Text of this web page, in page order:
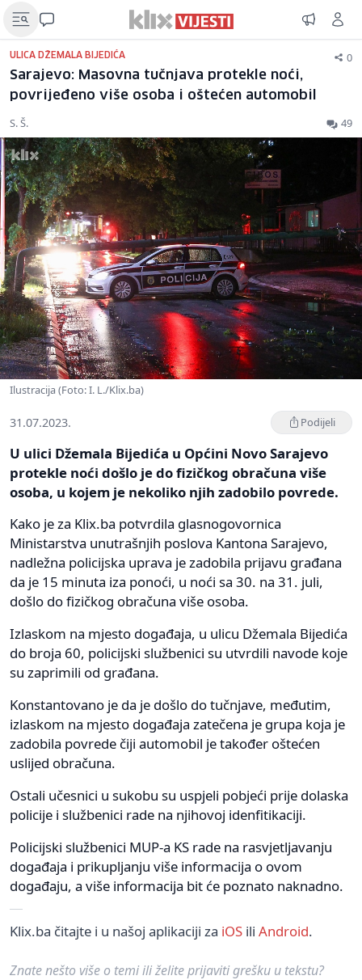
ULICA DŽEMALA BIJEDIĆA 0
Sarajevo: Masovna tučnjava protekle noći,
povrijeđeno više osoba i oštećen automobil
S. Š. 49
Ilustracija (Foto: I. L./Klix.ba)
31.07.2023. Podijeli
U ulici Džemala Bijedića u Općini Novo Sarajevo
protekle noći došlo je do fizičkog obračuna više
osoba, u kojem je nekoliko njih zadobilo povrede.
Kako je za Klix.ba potvrdila glasnogovornica
Ministarstva unutrašnjih poslova Kantona Sarajevo,
nadležna policijska uprava je zadobila prijavu građana
da je 15 minuta iza ponoći, u noći sa 30. na 31. juli,
došlo do fizičkog obračuna više osoba.
Izlaskom na mjesto događaja, u ulicu Džemala Bijedića
do broja 60, policijski službenici su utvrdili navode koje
su zaprimili od građana.
Konstantovano je da je došlo do tučnjave, međutim,
izlaskom na mjesto događaja zatečena je grupa koja je
zadobila povrede čiji automobil je također oštećen
uslijed obračuna.
Ostali učesnici u sukobu su uspjeli pobjeći prije dolaska
policije i službenici rade na njihovoj idenfitikaciji.
Policijski službenici MUP-a KS rade na rasvjetljavanju
događaja i prikupljanju više informacija o ovom
događaju, a više informacija bit će poznato naknadno.
Klix.ba čitajte i u našoj aplikaciji za iOS ili Android.
Znate nešto više o temi ili želite prijaviti grešku u tekstu?